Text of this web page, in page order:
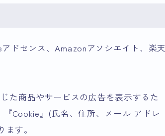
ドセンス、Amazonアソシエイト、楽天
た商品やサービスの広告を表示するた
Cookie』(氏名、住所、メール アドレ
す。